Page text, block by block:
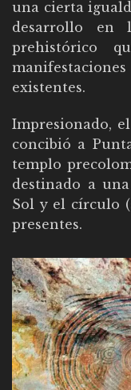
una cierta
desarrollo en
prehistórico
existentes.
Impresionado,
concibió a
templo
destinado a
Sol y el círculo
presentes.